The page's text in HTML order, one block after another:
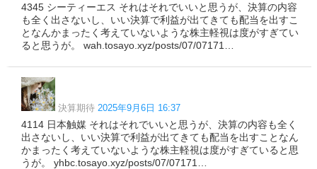
4345 シーティーエス それはそれでいいと思うが、決算の内容
も全く出さないし、いい決算で利益が出てきても配当を出すこ
となんかまったく考えていないような株主軽視は度がすぎてい
ると思うが。 wah.tosayo.xyz/posts/07/07171…
決算期待 2025年9月6日 16:37
4114 日本触媒 それはそれでいいと思うが、決算の内容も全く
出さないし、いい決算で利益が出てきても配当を出すことなん
かまったく考えていないような株主軽視は度がすぎていると思
うが。 yhbc.tosayo.xyz/posts/07/07171…